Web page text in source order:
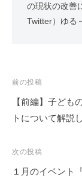
の現状の改善
Twitter）ゆる
投
稿
ナ
ゲ
ー
前の投稿
【前編】子ども
トについて解説
次の投稿
１月のイベント